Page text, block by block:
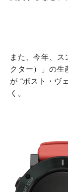
また、今年、
クター）」の生
が “ポスト・ヴ
く。